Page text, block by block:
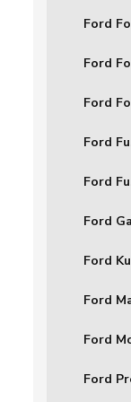
Ford
Ford
Ford
Ford
Ford
Ford
Ford
Ford
Ford
Ford